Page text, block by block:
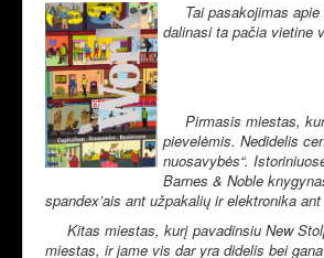
Tai pasakojimas
dalinasi ta pačia vietine
Pirmasis miestas,
pievelėmis. Nedidelis
nuosavybės“.
Barnes & Noble
spandex’ais ant užpakalių ir elektronika ant
Kitas miestas, kurį pavadinsiu New
miestas, ir jame vis dar yra didelis bei